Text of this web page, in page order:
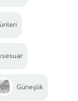
Güneşlik